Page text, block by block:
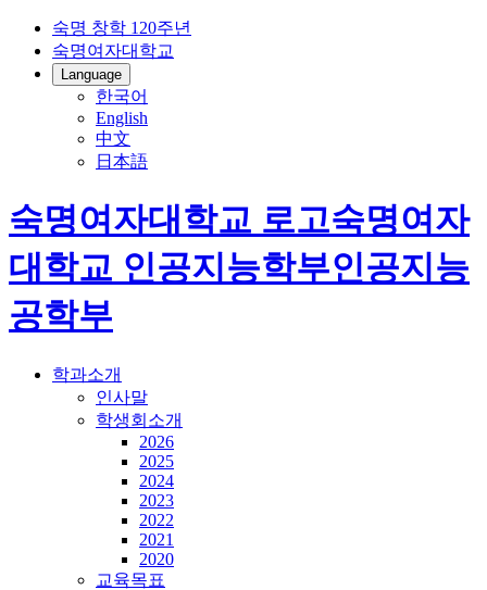
숙명 창학 120주년
숙명여자대학교
Language
한국어
English
中文
日本語
숙명여자대학교 로고숙명여자
대학교 인공지능학부인공지능
공학부
학과소개
인사말
학생회소개
2026
2025
2024
2023
2022
2021
2020
교육목표